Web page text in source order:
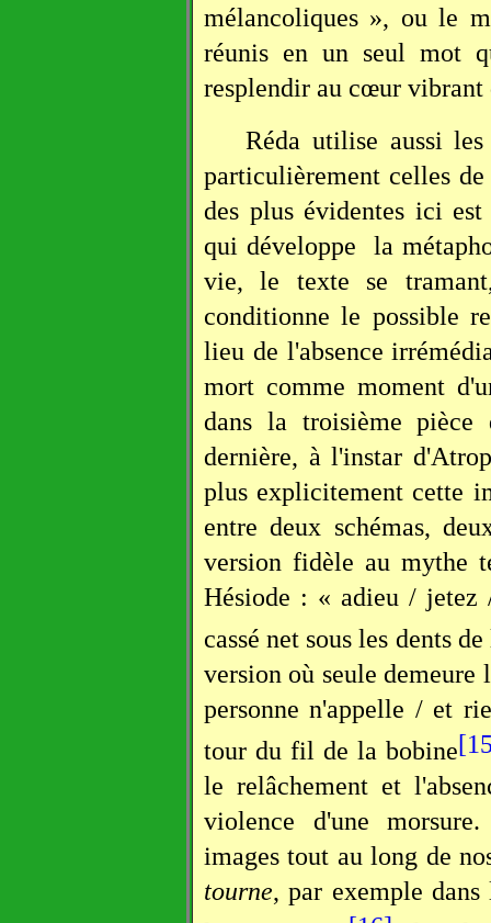
mélancoliques », ou le
réunis en un seul mot
resplendir au cœur vibrant
Réda utilise aussi
particulièrement celles
des plus évidentes ici
qui développe
la
vie, le texte se
conditionne le possible
lieu de l'absence
mort comme moment
dans la troisième
dernière, à l'instar
plus explicitement cette
entre deux schémas,
version fidèle au mythe
Hésiode : « adieu /
cassé net sous les dents
version où seule demeure
personne n'appelle / et
tour du fil de la bobine
le relâchement et
violence d'une
images tout au long de
tourne, par exemple